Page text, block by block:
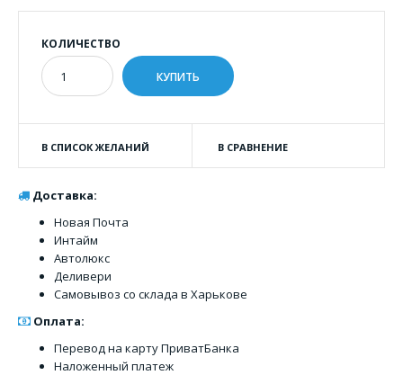
КОЛИЧЕСТВО
В СПИСОК ЖЕЛАНИЙ В СРАВНЕНИЕ
Доставка:
Новая Почта
Интайм
Автолюкс
Деливери
Самовывоз со склада в Харькове
Оплата:
Перевод на карту ПриватБанка
Наложенный платеж